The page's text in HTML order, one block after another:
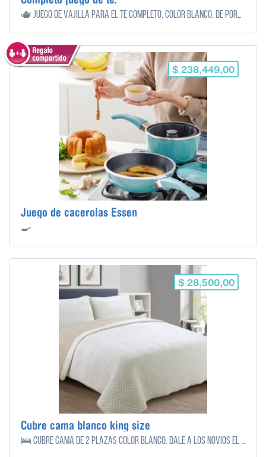
🫖 Juego de vajilla para el te completo, color blanco, de porcelana.
$ 238,449,00
Juego de cacerolas Essen
🍳
$ 28,500,00
Cubre cama blanco king size
🛌 Cubre cama de 2 plazas color blanco. Dale a los novios el toque final de elegancia y confort en su dormitorio con este hermoso cubre cama. Confeccionado con atención al detalle y calidad excepcional, este cubre cama encajará perfectamente en su estilo y decoración. Su diseño sofisticado y versátil en color blanco agregará luminosidad y estilo a su habitación. Además de ser visualmente atractivo, el cubre cama brinda una capa adicional de comodidad y suavidad para que los novios se envuelvan en lujo cada noche. Con este regalo, podrán crear un espacio relajante y acogedor donde podrán descansar y recargar energías. ¡Un regalo que les permitirá disfrutar de noches de sueño reparador en un entorno encantador y elegante!